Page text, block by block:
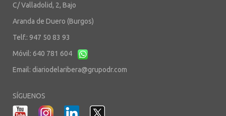
C/ Valladolid, 2, Bajo
Aranda de Duero (Burgos)
Telf.: 947 50 83 93
Móvil: 640 781 604
Email: diariodelaribera@grupodr.com
SÍGUENOS